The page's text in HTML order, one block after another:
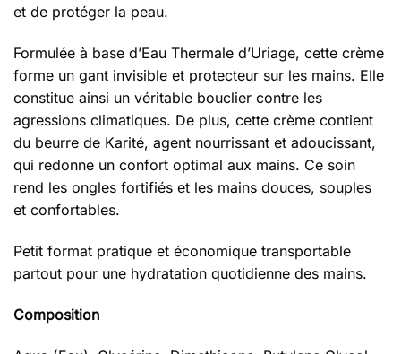
et de protéger la peau.
Formulée à base d’Eau Thermale d’Uriage, cette crème
forme un gant invisible et protecteur sur les mains. Elle
constitue ainsi un véritable bouclier contre les
agressions climatiques. De plus, cette crème contient
du beurre de Karité, agent nourrissant et adoucissant,
qui redonne un confort optimal aux mains. Ce soin
rend les ongles fortifiés et les mains douces, souples
et confortables.
Petit format pratique et économique transportable
partout pour une hydratation quotidienne des mains.
Composition